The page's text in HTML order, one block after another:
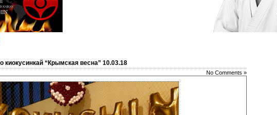
киокусинкай “Крымская весна” 10.03.18
No Comments »